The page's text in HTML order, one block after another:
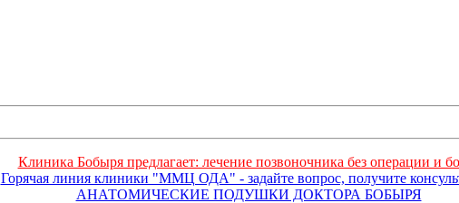
Клиника Бобыря предлагает: лечение позвоночника без операции и
Горячая линия клиники "ММЦ ОДА" - задайте вопрос, получите
АНАТОМИЧЕСКИЕ ПОДУШКИ ДОКТОРА БОБЫРЯ